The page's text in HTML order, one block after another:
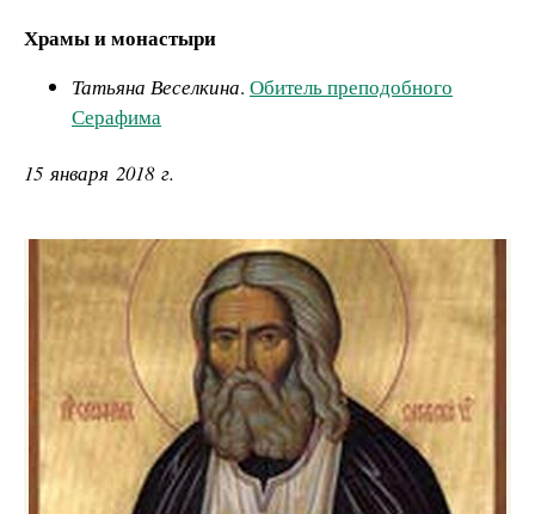
Храмы и монастыри
Татьяна Веселкина. Обитель преподобного
Серафима
15 января 2018 г.